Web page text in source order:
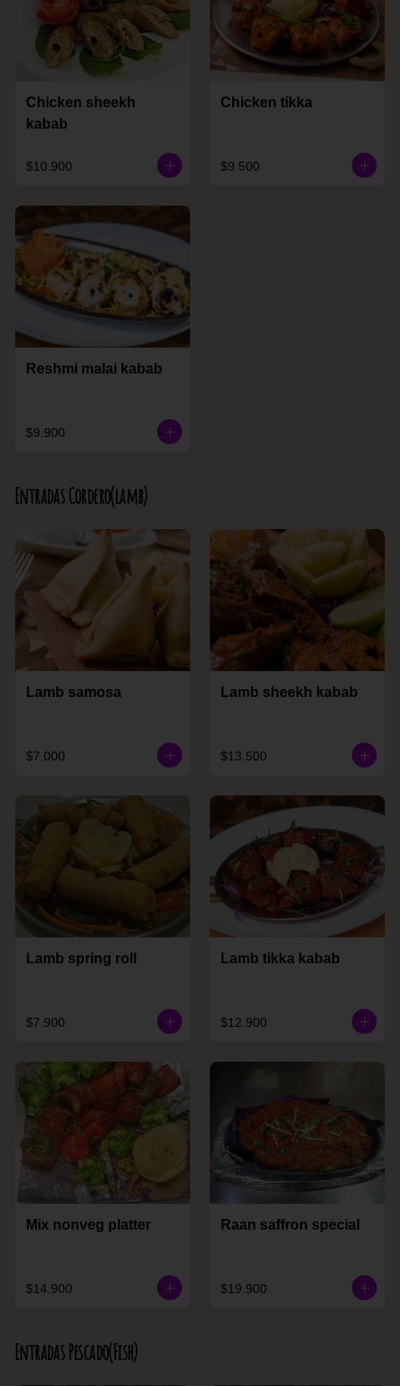
Chicken sheekh
kabab
$10.900
Chicken tikka
$9.500
Reshmi malai kabab
$9.900
Entradas Cordero(lamb)
Lamb samosa
$7.000
Lamb sheekh kabab
$13.500
Lamb spring roll
$7.900
Lamb tikka kabab
$12.900
Mix nonveg platter
$14.900
Raan saffron special
$19.900
Entradas Pescado(Fish)